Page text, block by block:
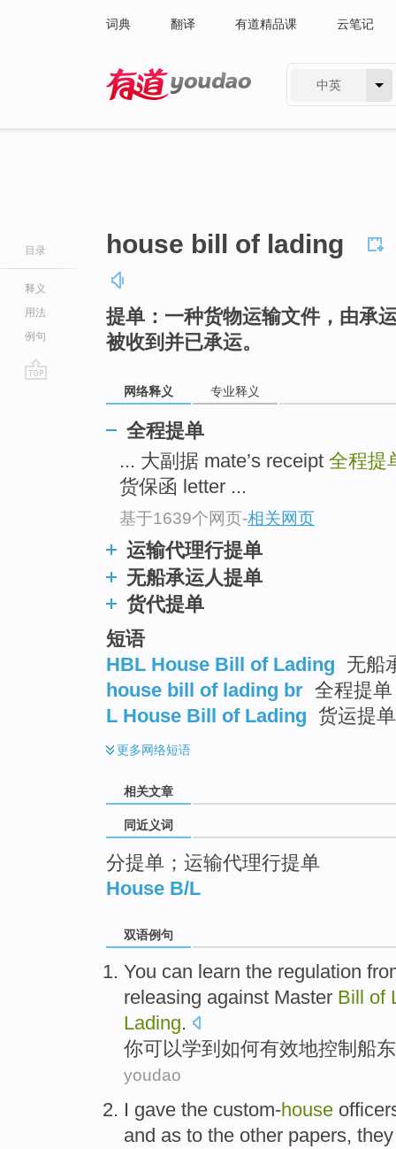
词典 翻译 有道精品课 云笔记
中英
目录
释义
用法
例句
house bill of lading
提单：一种货物运输文件，由承
被收到并已承运。
网络释义 专业释义
全程提单
... 大副据 mate’s receipt 全程提
货保函 letter ...
基于1639个网页-相关网页
运输代理行提单
无船承运人提单
货代提单
短语
HBL House Bill of Lading 无船
house bill of lading br 全程提单
L House Bill of Lading 货运提单
更多网络短语
相关文章
同近义词
分提单；运输代理行提单
House B/L
双语例句
You can learn the regulation
releasing against Master Bill of
Lading.
你可以学到 如何有效地控制船
youdao
I gave the custom-house
and as to the other papers, they